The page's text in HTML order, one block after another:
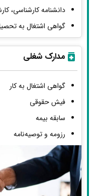
دانشنامه کارشناسی،
گواهی اشتغال به
مدارک شغلی
گواهی اشتغال به کار
فیش حقوقی
سابقه بیمه
رزومه و توصیه‌نامه